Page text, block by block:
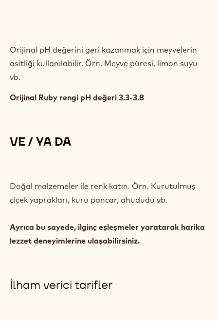
değiştirir ve renk değişikliğine neden olur. Ancak pH
değerinin eski seviyesine getirilmesi rengin orjinal
ruby rengine geri dönmesine yardımcı olur.
Bu durum nasıl çözülür?
asitliği kullanılabilir. Örn. Meyve püresi, limon suyu
vb.